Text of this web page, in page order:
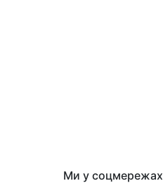
Ми у соцмережах